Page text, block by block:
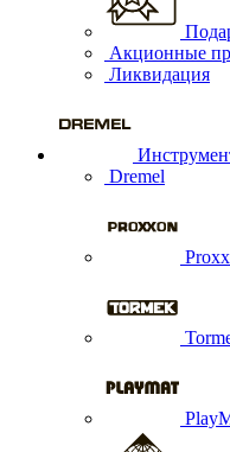
Акционные
Ликвидация
Dremel